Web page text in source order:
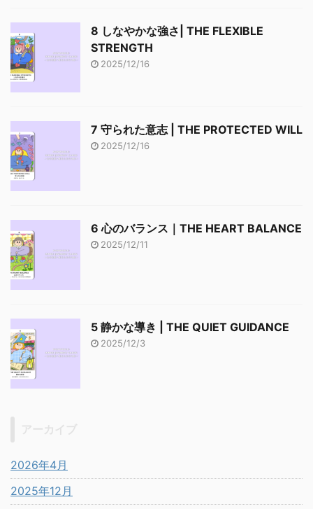
8 しなやかな強さ| THE FLEXIBLE
STRENGTH
2025/12/16
7 守られた意志 | THE PROTECTED WILL
2025/12/16
6 心のバランス｜THE HEART BALANCE
2025/12/11
5 静かな導き | THE QUIET GUIDANCE
2025/12/3
2026年4月
2025年12月